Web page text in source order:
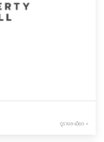
ดูรายละเอียด >